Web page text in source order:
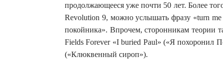
продолжающееся уже почти 50 лет. Более
Revolution 9, можно услышать фразу «turn
покойника». Впрочем, сторонникам теории
Fields Forever «I buried Paul» («Я похоронил
(«Клюквенный сироп»).